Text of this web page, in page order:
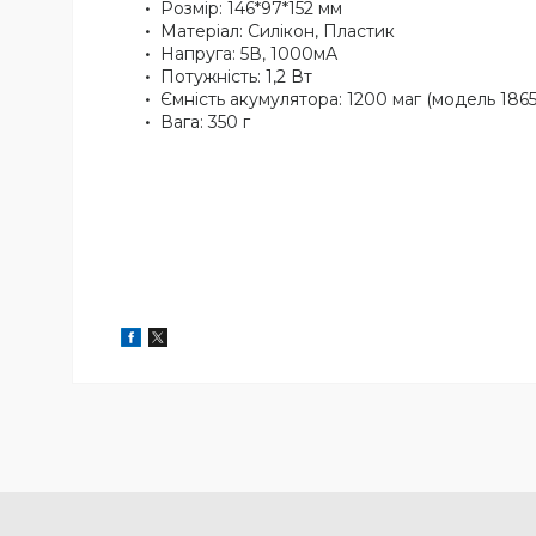
Розмір: 146*97*152 мм
Матеріал: Силікон, Пластик
Напруга: 5В, 1000мА
Потужність: 1,2 Вт
Ємність акумулятора: 1200 маг (модель
Вага: 350 г